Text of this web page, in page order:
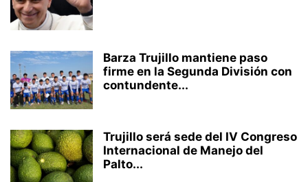
Barza Trujillo mantiene paso
firme en la Segunda División con
contundente...
Trujillo será sede del IV Congreso
Internacional de Manejo del
Palto...